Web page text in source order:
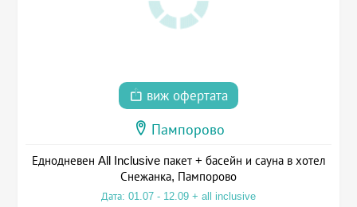
виж офертата
Пампорово
Еднодневен All Inclusive пакет + басейн и сауна в хотел
Снежанка, Пампорово
Дата: 01.07 - 12.09 + all inclusive